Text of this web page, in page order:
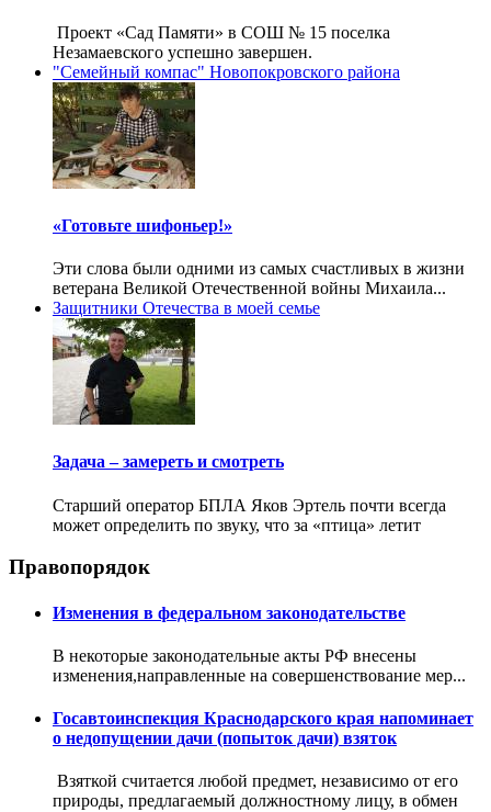
Проект «Сад Памяти» в СОШ № 15 поселка
Незамаевского успешно завершен.
"Семейный компас" Новопокровского района
«Готовьте шифоньер!»
Эти слова были одними из самых счастливых в жизни
ветерана Великой Отечественной войны Михаила...
Защитники Отечества в моей семье
Задача – замереть и смотреть
Старший оператор БПЛА Яков Эртель почти всегда
может определить по звуку, что за «птица» летит
Правопорядок
Изменения в федеральном законодательстве
В некоторые законодательные акты РФ внесены
изменения,направленные на совершенствование мер...
Госавтоинспекция Краснодарского края напоминает
о недопущении дачи (попыток дачи) взяток
Взяткой считается любой предмет, независимо от его
природы, предлагаемый должностному лицу, в обмен